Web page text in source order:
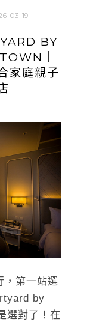
03-19
BY
｜
家庭親子
，第一站選
by
選對了！在